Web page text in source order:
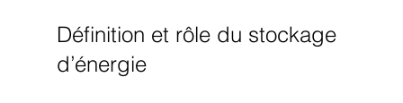
Définition et rôle du stockage
d’énergie